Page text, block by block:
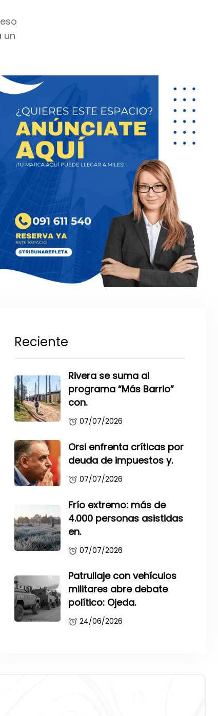
un
Reciente
Rivera se suma al
programa “Más Barrio”
con.
07/07/2026
Orsi enfrenta críticas por
deuda de impuestos y.
07/07/2026
Frío extremo: más de
4.000 personas asistidas
en.
07/07/2026
Patrullaje con vehículos
militares abre debate
político: Ojeda.
24/06/2026